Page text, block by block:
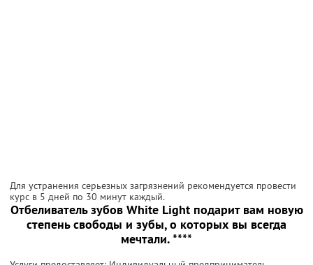
Для устранения серьезных загрязнений рекомендуется провести
курс в 5 дней по 30 минут каждый.
Отбеливатель зубов White Light подарит вам новую
степень свободы и зубы, о которых вы всегда
мечтали.****